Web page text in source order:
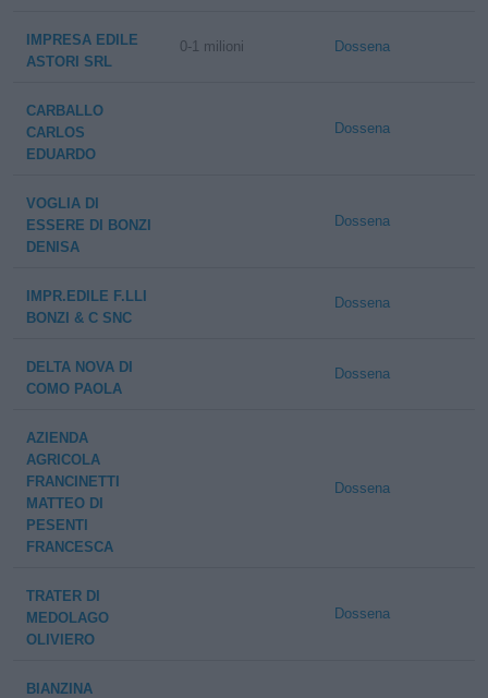
IMPRESA EDILE
ASTORI SRL
0-1 milioni Dossena
CARBALLO
CARLOS
EDUARDO
Dossena
VOGLIA DI
ESSERE DI BONZI
DENISA
Dossena
IMPR.EDILE F.LLI
BONZI & C SNC
Dossena
DELTA NOVA DI
COMO PAOLA
Dossena
AZIENDA
AGRICOLA
FRANCINETTI
MATTEO DI
PESENTI
FRANCESCA
Dossena
TRATER DI
MEDOLAGO
OLIVIERO
Dossena
BIANZINA